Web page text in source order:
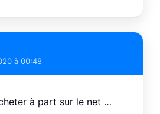
à 00:48
à part sur le net …